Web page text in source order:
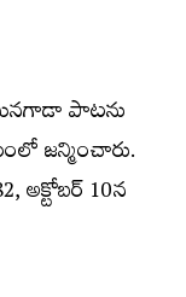
మొనగాడా పాటను
జన్మించారు.
అక్టోబర్ 10న